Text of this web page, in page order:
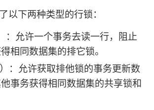
以下两种类型的行锁：
：允许一个事务去读一行，阻止
相同数据集的排它锁。
：允许获取排他锁的事务更新数
事务获得相同数据集的共享锁和